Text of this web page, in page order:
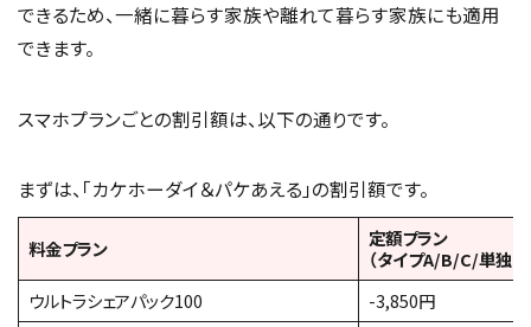
できるため、一緒に暮らす家族や離れて暮らす家族にも適用
できます。
スマホプランごとの割引額は、以下の通りです。
まずは、「カケホーダイ＆パケあえる」の割引額です。
料金プラン
定額プラン
（タイプA/B/C/単独タ
ウルトラシェアパック100
-3,850円